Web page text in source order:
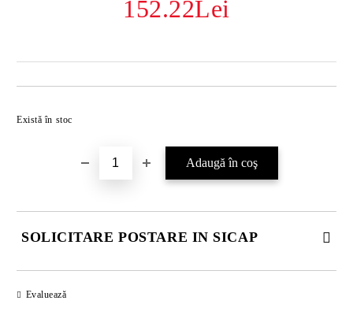
152.22Lei
Există în stoc
SOLICITARE POSTARE IN SICAP
Evaluează